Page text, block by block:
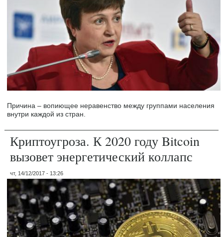
Причина – вопиющее неравенство между группами населения
внутри каждой из стран.
Криптоугроза. К 2020 году Bitcoin
вызовет энергетический коллапс
чт, 14/12/2017 - 13:26